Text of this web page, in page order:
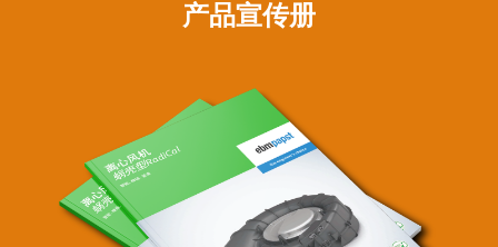
产品宣传册